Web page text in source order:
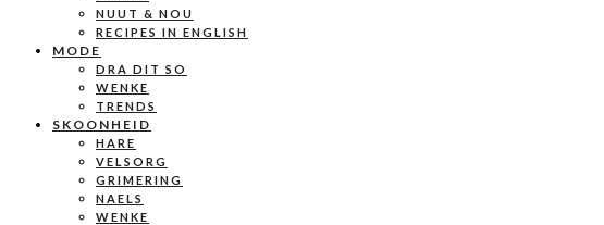
NUUT & NOU
RECIPES IN ENGLISH
MODE
DRA DIT SO
WENKE
TRENDS
SKOONHEID
HARE
VELSORG
GRIMERING
NAELS
WENKE